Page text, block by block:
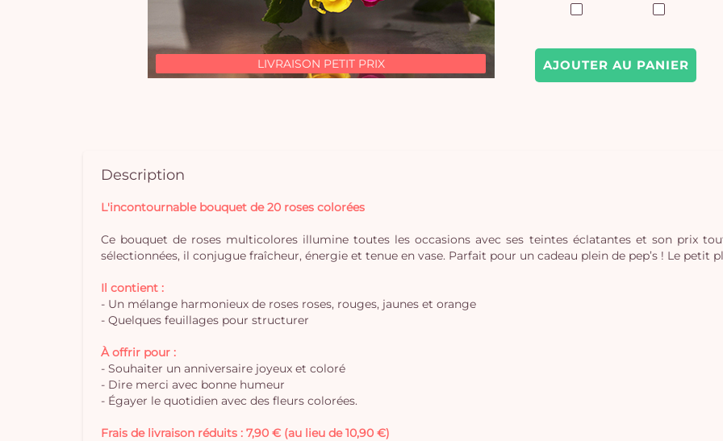
LIVRAISON PETIT PRIX AJOUTER AU PANIER
Description
L'incontournable bouquet de 20 roses colorées
Ce bouquet de roses multicolores illumine toutes les occasions avec ses teintes éclatantes et son prix
sélectionnées, il conjugue fraîcheur, énergie et tenue en vase. Parfait pour un cadeau plein de pep’s ! Le petit
Il contient :
- Un mélange harmonieux de roses roses, rouges, jaunes et orange
- Quelques feuillages pour structurer
À offrir pour :
- Souhaiter un anniversaire joyeux et coloré
- Dire merci avec bonne humeur
- Égayer le quotidien avec des fleurs colorées.
Frais de livraison réduits : 7,90 € (au lieu de 10,90 €)